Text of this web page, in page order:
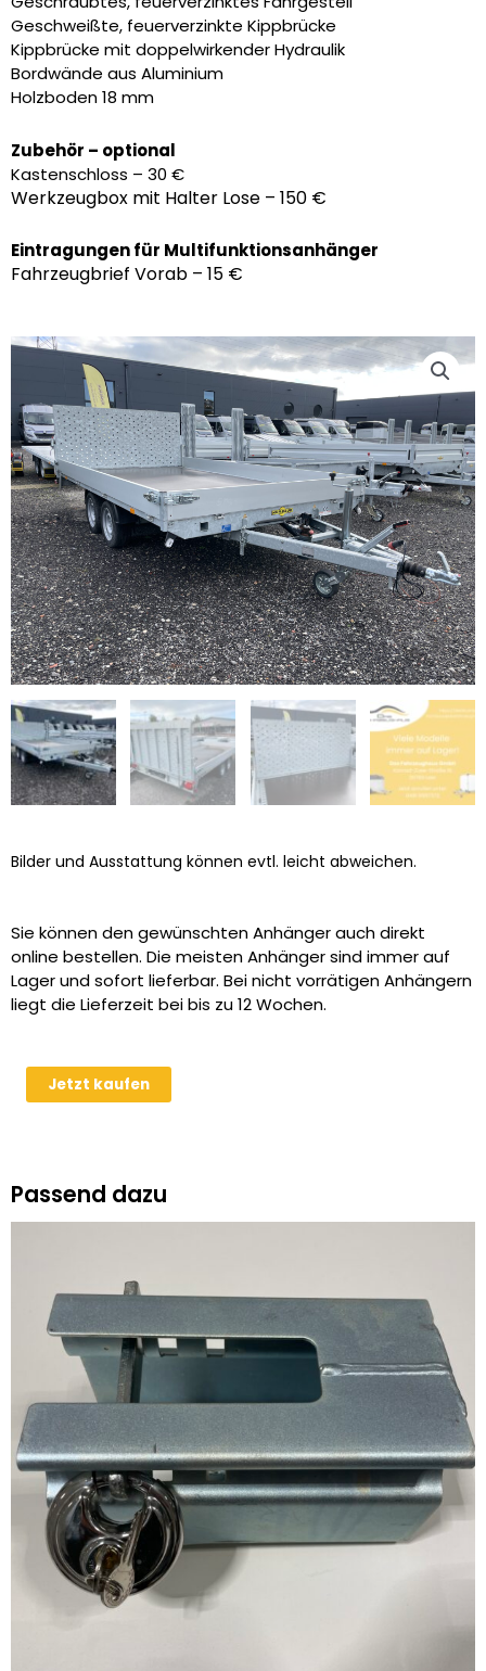
Bilder und Ausstattung können evtl. leicht abweichen.
Sie können den gewünschten Anhänger auch direkt
online bestellen. Die meisten Anhänger sind immer auf
Lager und sofort lieferbar. Bei nicht vorrätigen Anhängern
liegt die Lieferzeit bei bis zu 12 Wochen.
Humbaur
MTKA
Fahrzeugtransporter
Anhänger
Jetzt kaufen
Geschweißte, feuerverzinkte Kippbrücke
Kippbrücke mit doppelwirkender Hydraulik
Bordwände aus Aluminium
Holzboden 18 mm
Zubehör – optional
Kastenschloss – 30 €
Werkzeugbox mit Halter Lose – 150 €
Eintragungen für Multifunktionsanhänger
Fahrzeugbrief Vorab – 15 €
Passend dazu